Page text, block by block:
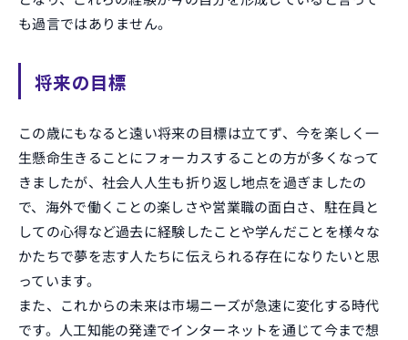
も過言ではありません。
将来の目標
この歳にもなると遠い将来の目標は立てず、今を楽しく一
生懸命生きることにフォーカスすることの方が多くなって
きましたが、社会人人生も折り返し地点を過ぎましたの
で、海外で働くことの楽しさや営業職の面白さ、駐在員と
しての心得など過去に経験したことや学んだことを様々な
かたちで夢を志す人たちに伝えられる存在になりたいと思
っています。
また、これからの未来は市場ニーズが急速に変化する時代
です。人工知能の発達でインターネットを通じて今まで想